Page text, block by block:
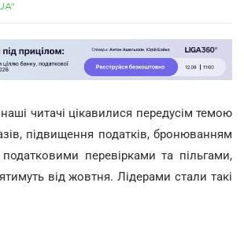
читачі цікавилися передусім темою
підвищення податків, бронюванням
податковими перевірками та пільгами,
від жовтня. Лідерами стали такі